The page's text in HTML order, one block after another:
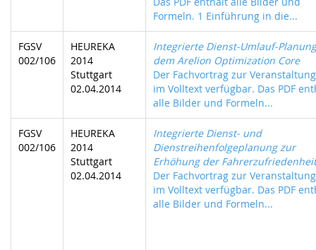
Formeln. 1 Einführung in die...
FGSV
002/106
HEUREKA
2014
Stuttgart
02.04.2014
Integrierte Dienst-Umlauf-
dem Arelion Optimization Core
Der Fachvortrag zur
im Volltext verfügbar. Das PDF
alle Bilder und Formeln...
FGSV
002/106
HEUREKA
2014
Stuttgart
02.04.2014
Integrierte Dienst- und
Dienstreihenfolgeplanung zur
Erhöhung der Fahrerzufriedenheit
Der Fachvortrag zur
im Volltext verfügbar. Das PDF
alle Bilder und Formeln...